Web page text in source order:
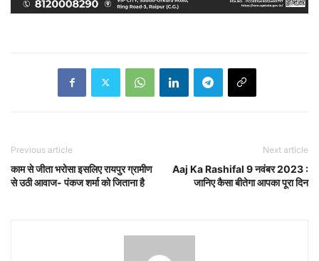
Previous article
काम से जीता भरोसा इसलिए रायपुर ग्रामीण
से उठी आवाज- पंकज शर्मा को जिताना है
Next article
Aaj Ka Rashifal 9 नवंबर 2023 :
जानिए कैसा बीतेगा आपका पूरा दिन